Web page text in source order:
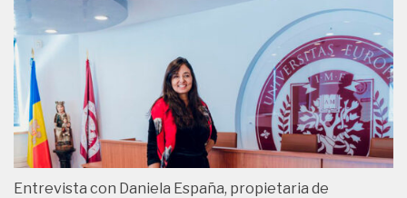
Entrevista con Daniela España, propietaria de